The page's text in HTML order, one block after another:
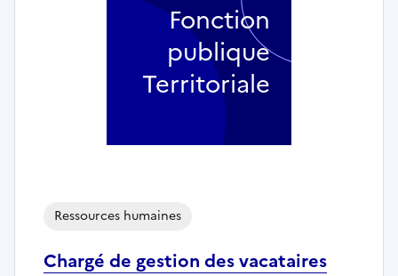
Chargé de gestion des vacataires
Ressources humaines
Fonction
publique
Territoriale